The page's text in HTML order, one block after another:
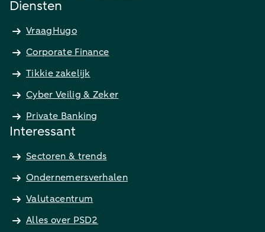
Diensten
VraagHugo
Corporate Finance
Tikkie zakelijk
Cyber Veilig & Zeker
Private Banking
Interessant
Sectoren & trends
Ondernemersverhalen
Valutacentrum
Alles over PSD2